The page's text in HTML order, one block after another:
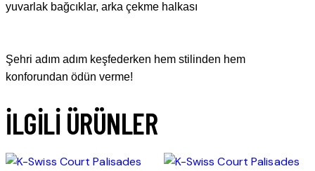
yuvarlak bağcıklar, arka çekme halkası
Şehri adım adım keşfederken hem stilinden hem
konforundan ödün verme!
İLGILI ÜRÜNLER